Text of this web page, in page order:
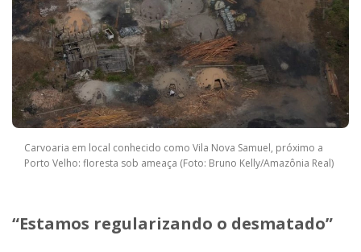
Carvoaria em local conhecido como Vila Nova Samuel, próximo a
Porto Velho: floresta sob ameaça (Foto: Bruno Kelly/Amazônia Real)
“Estamos regularizando o desmatado”